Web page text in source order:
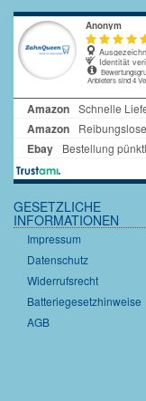
GESETZLICHE
INFORMATIONEN
Impressum
Datenschutz
Widerrufsrecht
Batteriegesetzhinweise
AGB